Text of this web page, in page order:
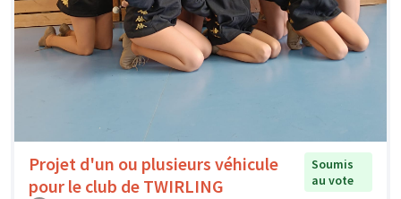
Projet d'un ou plusieurs véhicule
pour le club de TWIRLING
Soumis
au vote